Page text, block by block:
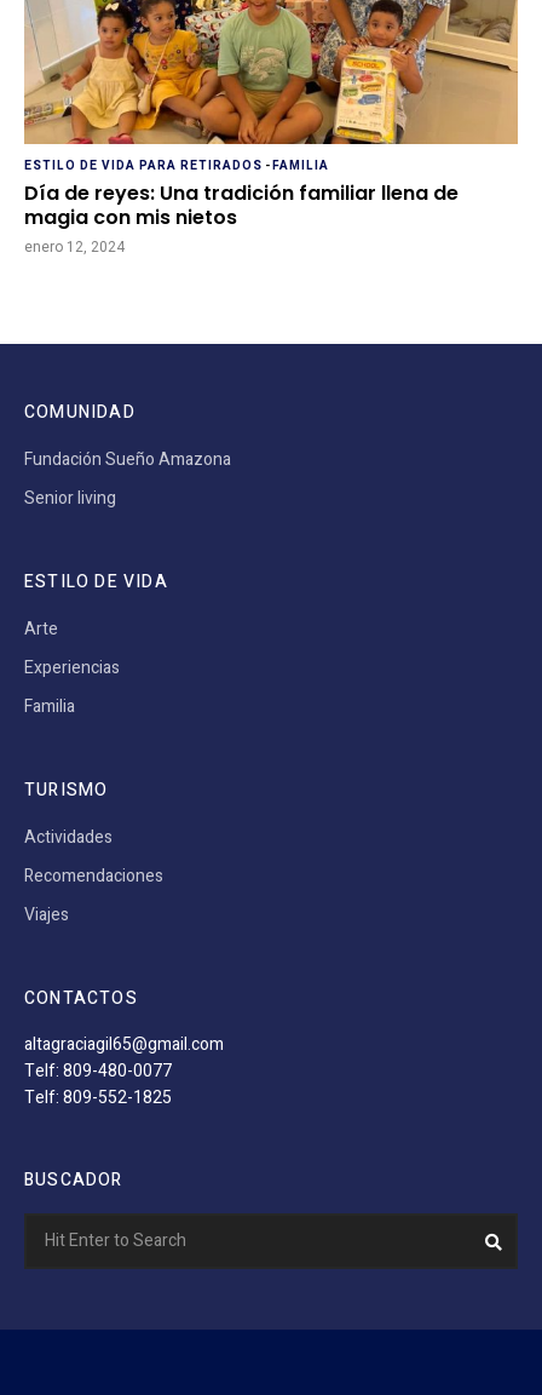
ESTILO DE VIDA PARA RETIRADOS -FAMILIA
Día de reyes: Una tradición familiar llena de
magia con mis nietos
enero 12, 2024
COMUNIDAD
Fundación Sueño Amazona
Senior living
ESTILO DE VIDA
Arte
Experiencias
Familia
TURISMO
Actividades
Recomendaciones
Viajes
CONTACTOS
altagraciagil65@gmail.com
Telf: 809-480-0077
Telf: 809-552-1825
BUSCADOR
for: